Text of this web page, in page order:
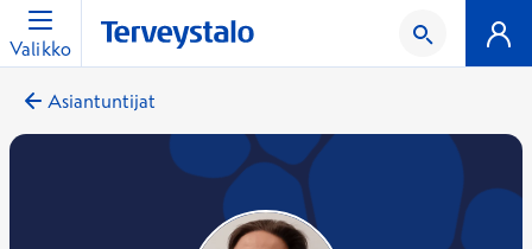
Valikko
Asiantuntijat